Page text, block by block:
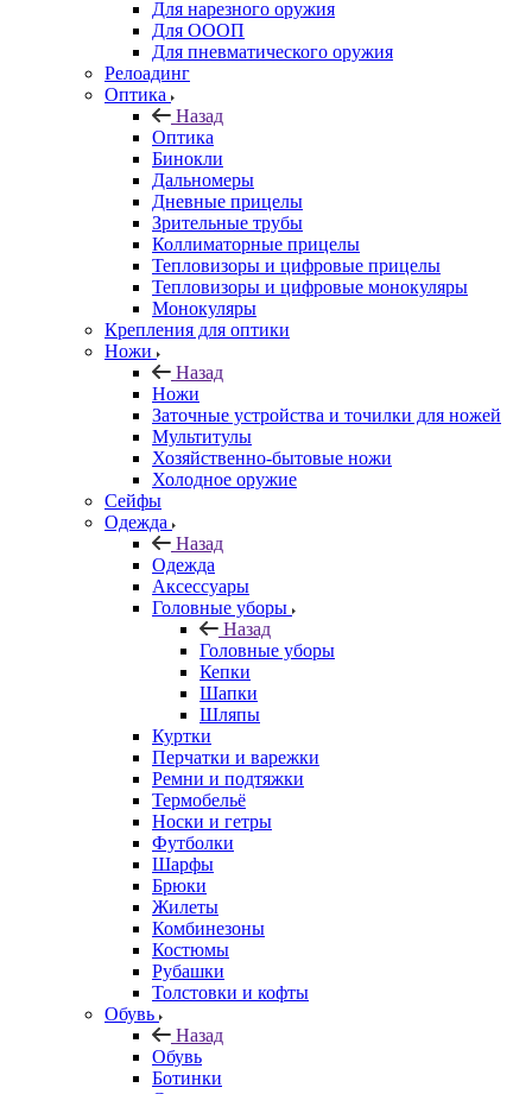
Для нарезного оружия
Для ОООП
Для пневматического оружия
Релоадинг
Оптика
Назад
Оптика
Бинокли
Дальномеры
Дневные прицелы
Зрительные трубы
Коллиматорные прицелы
Тепловизоры и цифровые прицелы
Тепловизоры и цифровые монокуляры
Монокуляры
Крепления для оптики
Ножи
Назад
Ножи
Заточные устройства и точилки для ножей
Мультитулы
Хозяйственно-бытовые ножи
Холодное оружие
Сейфы
Одежда
Назад
Одежда
Аксессуары
Головные уборы
Назад
Головные уборы
Кепки
Шапки
Шляпы
Куртки
Перчатки и варежки
Ремни и подтяжки
Термобельё
Носки и гетры
Футболки
Шарфы
Брюки
Жилеты
Комбинезоны
Костюмы
Рубашки
Толстовки и кофты
Обувь
Назад
Обувь
Ботинки